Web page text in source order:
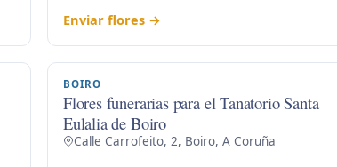
Enviar flores →
BOIRO
Flores funerarias para el Tanatorio Santa
Eulalia de Boiro
Calle Carrofeito, 2, Boiro, A Coruña